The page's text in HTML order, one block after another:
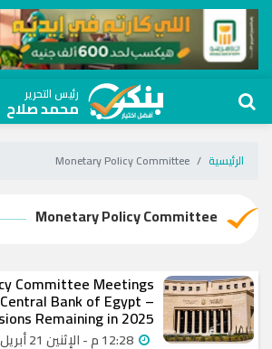
رئيس التحرير
محمد صلاح
الرئيسية Monetary Policy Committee
Monetary Policy Committee
Committee Meetings
Bank of Egypt –
Remaining in 2025